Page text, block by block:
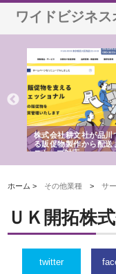
ワイドビジネ
株式会社耕文社が品川
る販促物製作から配送
ストップ対応
ホーム > その他業種 >サ
ＵＫ開拓株
twitter